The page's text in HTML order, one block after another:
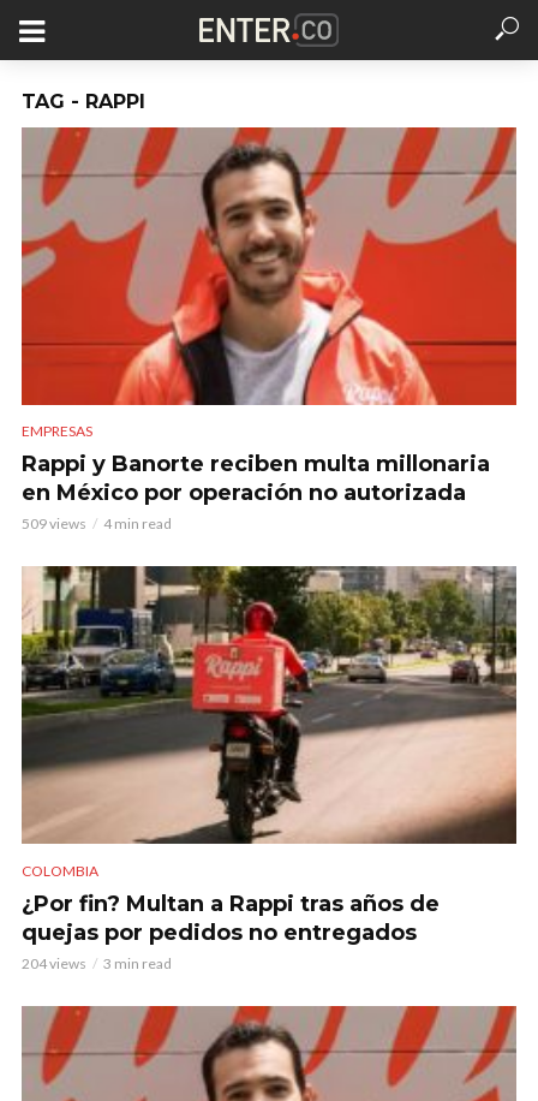
TAG - RAPPI
EMPRESAS
Rappi y Banorte reciben multa millonaria
en México por operación no autorizada
509 views 4 min read
COLOMBIA
¿Por fin? Multan a Rappi tras años de
quejas por pedidos no entregados
204 views 3 min read